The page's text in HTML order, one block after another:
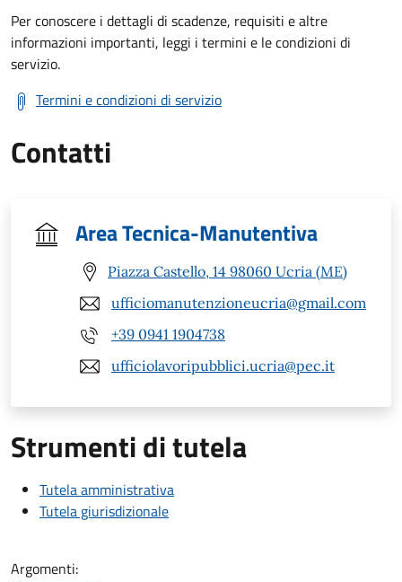
Per conoscere i dettagli di scadenze, requisiti e altre
informazioni importanti, leggi i termini e le condizioni di
servizio.
Termini e condizioni di servizio
Contatti
Area Tecnica-Manutentiva
Piazza Castello, 14 98060 Ucria (ME)
ufficiomanutenzioneucria@gmail.com
+39 0941 1904738
ufficiolavoripubblici.ucria@pec.it
Strumenti di tutela
Tutela amministrativa
Tutela giurisdizionale
Argomenti: